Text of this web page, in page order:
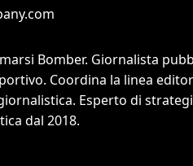
Bomber. Giornalista
Coordina la linea
Esperto di
dal 2018.